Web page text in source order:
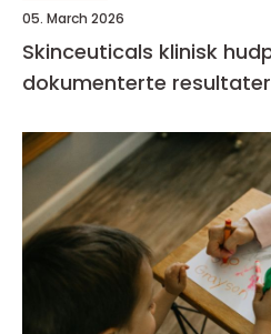
05. March 2026
Skinceuticals klinisk hudpleie med
dokumenterte resultater